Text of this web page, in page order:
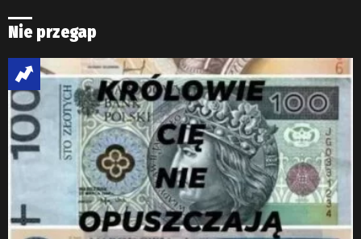
Nie przegap